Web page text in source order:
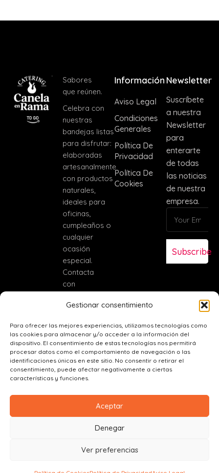
Gestionar consentimiento
Para ofrecer las mejores experiencias, utilizamos tecnologías como
las cookies para almacenar y/o acceder a la información del
dispositivo. El consentimiento de estas tecnologías nos permitirá
procesar datos como el comportamiento de navegación o las
identificaciones únicas en este sitio. No consentir o retirar el
consentimiento, puede afectar negativamente a ciertas
características y funciones.
Aceptar
Denegar
Ver preferencias
Sabores
que reúnen.
Celebra con
nuestras
bandejas listas
para disfrutar:
elaboradas
artesanalmente
con productos
naturales,
ideales para
oficinas,
cumpleaños o
cualquier
ocasión
especial.
Contacta
con
684410931
catering@canelaenrama.net
C. Real, 56,
45110
Ajofrín,
Información
Aviso Legal
Condiciones
Generales
Política De
Privacidad
Política De
Cookies
Newsletter
Suscríbete
a nuestra
Newsletter
para
enterarte
de todas
las noticias
de nuestra
empresa.
Subscribe
Copyright© 2025. Todos